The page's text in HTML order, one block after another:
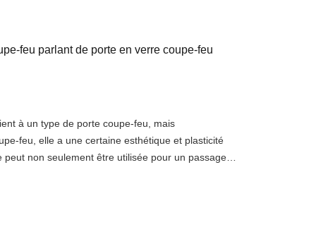
feu parlant de porte en verre coupe-feu
à un type de porte coupe-feu, mais
feu, elle a une certaine esthétique et plasticité
non seulement être utilisée pour un passage